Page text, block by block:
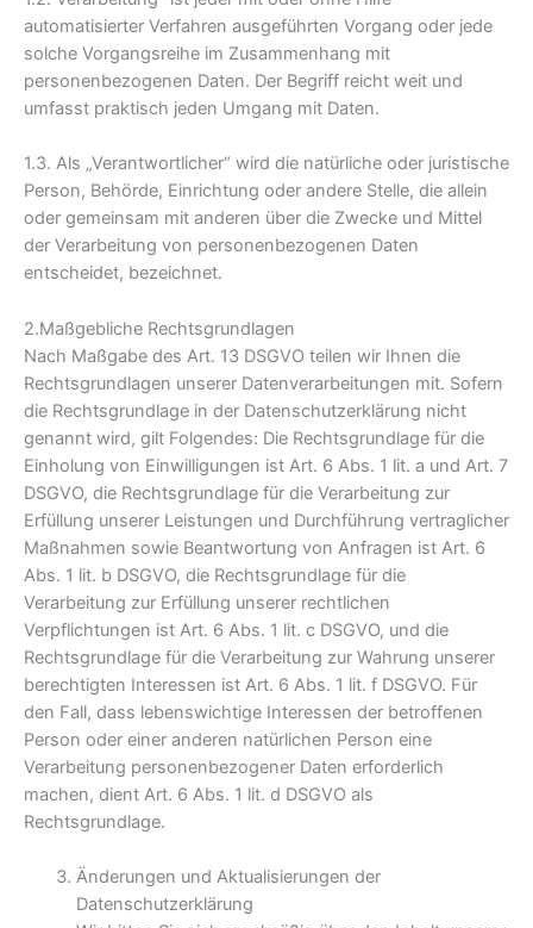
automatisierter Verfahren ausgeführten Vorgang oder jede
solche Vorgangsreihe im Zusammenhang mit
personenbezogenen Daten. Der Begriff reicht weit und
umfasst praktisch jeden Umgang mit Daten.
1.3. Als „Verantwortlicher“ wird die natürliche oder juristische
Person, Behörde, Einrichtung oder andere Stelle, die allein
oder gemeinsam mit anderen über die Zwecke und Mittel
der Verarbeitung von personenbezogenen Daten
entscheidet, bezeichnet.
2.Maßgebliche Rechtsgrundlagen
Nach Maßgabe des Art. 13 DSGVO teilen wir Ihnen die
Rechtsgrundlagen unserer Datenverarbeitungen mit. Sofern
die Rechtsgrundlage in der Datenschutzerklärung nicht
genannt wird, gilt Folgendes: Die Rechtsgrundlage für die
Einholung von Einwilligungen ist Art. 6 Abs. 1 lit. a und Art. 7
DSGVO, die Rechtsgrundlage für die Verarbeitung zur
Erfüllung unserer Leistungen und Durchführung vertraglicher
Maßnahmen sowie Beantwortung von Anfragen ist Art. 6
Abs. 1 lit. b DSGVO, die Rechtsgrundlage für die
Verarbeitung zur Erfüllung unserer rechtlichen
Verpflichtungen ist Art. 6 Abs. 1 lit. c DSGVO, und die
Rechtsgrundlage für die Verarbeitung zur Wahrung unserer
berechtigten Interessen ist Art. 6 Abs. 1 lit. f DSGVO. Für
den Fall, dass lebenswichtige Interessen der betroffenen
Person oder einer anderen natürlichen Person eine
Verarbeitung personenbezogener Daten erforderlich
machen, dient Art. 6 Abs. 1 lit. d DSGVO als
Rechtsgrundlage.
Änderungen und Aktualisierungen der
Datenschutzerklärung